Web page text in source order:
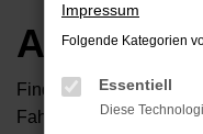
Finden Sie Ihren
Fahrzeuge an, die bei
Impressum
Folgende Kategorien
Essentiell
Diese